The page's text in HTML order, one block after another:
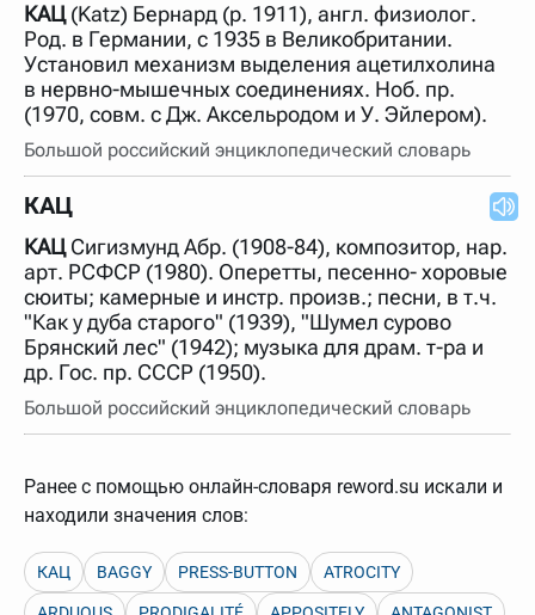
КАЦ(Katz) Бернард (р. 1911), англ. физиолог.
Род. в Германии, с 1935 в Великобритании.
Установил механизм выделения ацетилхолина
в нервно-мышечных соединениях. Ноб. пр.
(1970, совм. с Дж. Аксельродом и У. Эйлером).
Большой российский энциклопедический словарь
КАЦ
КАЦСигизмунд Абр. (1908-84), композитор, нар.
арт. РСФСР (1980). Оперетты, песенно- хоровые
сюиты; камерные и инстр. произв.; песни, в т.ч.
"Как у дуба старого" (1939), "Шумел сурово
Брянский лес" (1942); музыка для драм. т-ра и
др. Гос. пр. СССР (1950).
Большой российский энциклопедический словарь
Ранее с помощью онлайн-словаря reword.su искали и
находили значения слов:
КАЦ BAGGY PRESS-BUTTON ATROCITY